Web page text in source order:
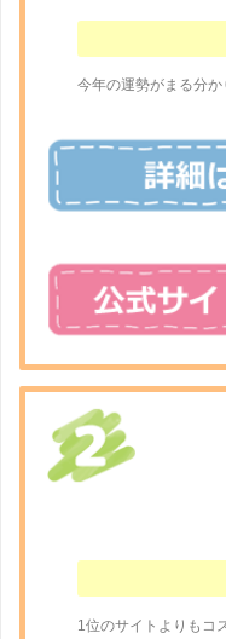
今年の運勢がまる分か
1位のサイトよりもコ